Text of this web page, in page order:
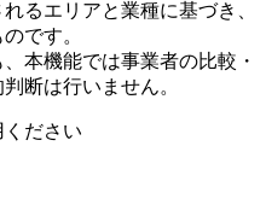
るエリアと業種に基づき、
です。
本機能では事業者の比較・
断は行いません。
ださい